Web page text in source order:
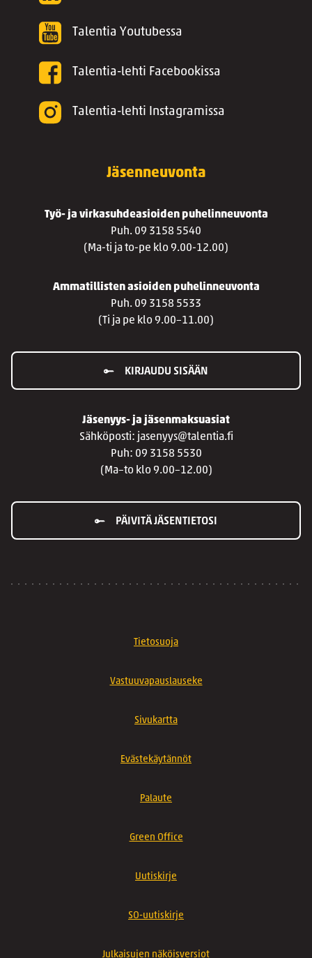
Talentia Youtubessa
Talentia-lehti Facebookissa
Talentia-lehti Instagramissa
Jäsenneuvonta
Työ- ja virkasuhdeasioiden puhelinneuvonta
Puh. 09 3158 5540
(Ma-ti ja to-pe klo 9.00-12.00)
Ammatillisten asioiden puhelinneuvonta
Puh. 09 3158 5533
(Ti ja pe klo 9.00–11.00)
KIRJAUDU SISÄÄN
Jäsenyys- ja jäsenmaksuasiat
Sähköposti: jasenyys@talentia.fi
Puh: 09 3158 5530
(Ma–to klo 9.00–12.00)
PÄIVITÄ JÄSENTIETOSI
Tietosuoja
Vastuuvapauslauseke
Sivukartta
Evästekäytännöt
Palaute
Green Office
Uutiskirje
SO-uutiskirje
Julkaisujen näköisversiot